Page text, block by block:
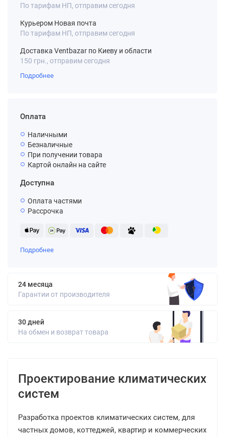
По тарифам НП, отправим сегодня
Курьером Новая почта
По тарифам НП, отправим сегодня
Доставка Ventbazar по Киеву и области
150 грн., отправим сегодня
Подробнее
Оплата
Наличными
Безналичные
При получении товара
Картой онлайн на сайте
Доступна
Оплата частями
Рассрочка
Подробнее
24 месяца
Гарантии от производителя
30 дней
На обмен и возврат товара
Проектирование климатических
систем
Разработка проектов климатических систем, для
частных домов, коттеджей, квартир и коммерческих